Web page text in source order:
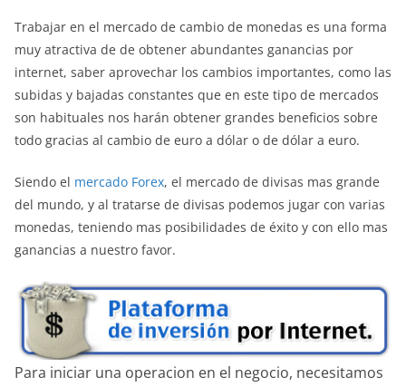
Trabajar en el mercado de cambio de monedas es una forma
muy atractiva de de obtener abundantes ganancias por
internet, saber aprovechar los cambios importantes, como las
subidas y bajadas constantes que en este tipo de mercados
son habituales nos harán obtener grandes beneficios sobre
todo gracias al cambio de euro a dólar o de dólar a euro.
Siendo el mercado Forex, el mercado de divisas mas grande
del mundo, y al tratarse de divisas podemos jugar con varias
monedas, teniendo mas posibilidades de éxito y con ello mas
ganancias a nuestro favor.
Para iniciar una operacion en el negocio, necesitamos